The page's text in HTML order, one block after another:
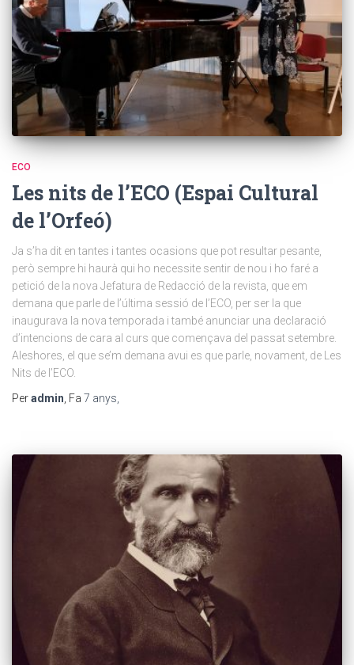
ECO
Les nits de l’ECO (Espai Cultural
de l’Orfeó)
Ja s’ha dit en tantes i tantes ocasions que pot resultar pesante,
però sempre hi haurà qui ho necessite sentir de nou i ho faré a
petició de la nova Jefatura de Redacció de la revista, que em
demana que parle de l’última sessió de l’ECO, per ser la que
inaugurava la nova temporada i també anunciar una declaració
d’intencions de cara al curs que començava del passat setembre.
Aleshores, el que se’m demana avui es que parle, novament, de Les
Nits de l’ECO.
Peradmin, Fa 7 anys,